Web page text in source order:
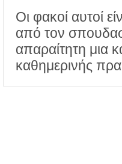
Οι φακοί αυτοί
από τον
απαραίτητη μια
καθημερινής